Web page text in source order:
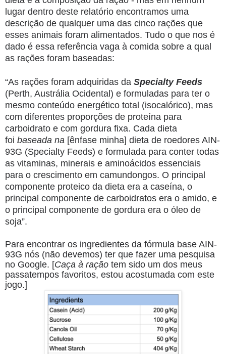
lugar dentro deste relatório encontramos uma
descrição de qualquer uma das cinco rações que
esses animais foram alimentados. Tudo o que nos é
dado é essa referência vaga à comida sobre a qual
as rações foram baseadas:
“As rações foram adquiridas da Specialty Feeds
(Perth, Austrália Ocidental) e formuladas para ter o
mesmo conteúdo energético total (isocalórico), mas
com diferentes proporções de proteína para
carboidrato e com gordura fixa. Cada dieta
foi baseada na [ênfase minha] dieta de roedores AIN-
93G (Specialty Feeds) e formulada para conter todas
as vitaminas, minerais e aminoácidos essenciais
para o crescimento em camundongos. O principal
componente proteico da dieta era a caseína, o
principal componente de carboidratos era o amido, e
o principal componente de gordura era o óleo de
soja”.
Para encontrar os ingredientes da fórmula base AIN-
93G nós (não devemos) ter que fazer uma pesquisa
no Google. [Caça à ração tem sido um dos meus
passatempos favoritos, estou acostumada com este
jogo.]